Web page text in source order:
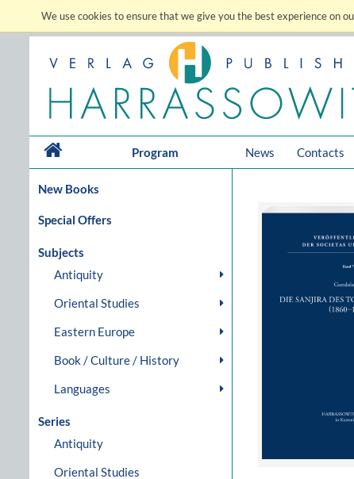
We use cookies to ensure that we give you the best experience on
Program News Contacts
New Books
Special Offers
Subjects
Antiquity
Oriental Studies
Eastern Europe
Book / Culture / History
Languages
Series
Antiquity
Oriental Studies